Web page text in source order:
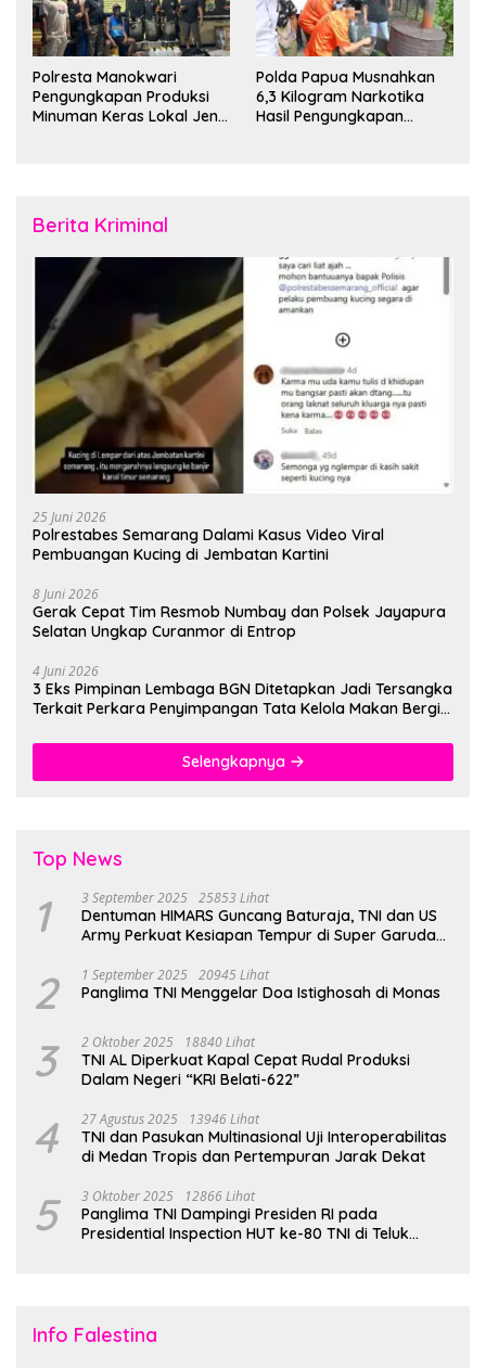
Polresta Manokwari
Pengungkapan Produksi
Minuman Keras Lokal Jenis
Polda Papua Musnahkan
6,3 Kilogram Narkotika
Hasil Pengungkapan
Berita Kriminal
25 Juni 2026
Polrestabes Semarang Dalami Kasus Video Viral
Pembuangan Kucing di Jembatan Kartini
8 Juni 2026
Gerak Cepat Tim Resmob Numbay dan Polsek Jayapura
Selatan Ungkap Curanmor di Entrop
4 Juni 2026
3 Eks Pimpinan Lembaga BGN Ditetapkan Jadi Tersangka
Terkait Perkara Penyimpangan Tata Kelola Makan Bergizi
Selengkapnya
Top News
1 3 September 2025 25853 Lihat
Dentuman HIMARS Guncang Baturaja, TNI dan US
Army Perkuat Kesiapan Tempur di Super Garuda
2 1 September 2025 20945 Lihat
Panglima TNI Menggelar Doa Istighosah di Monas
3 2 Oktober 2025 18840 Lihat
TNI AL Diperkuat Kapal Cepat Rudal Produksi
Dalam Negeri “KRI Belati-622”
4 27 Agustus 2025 13946 Lihat
TNI dan Pasukan Multinasional Uji Interoperabilitas
di Medan Tropis dan Pertempuran Jarak Dekat
5 3 Oktober 2025 12866 Lihat
Panglima TNI Dampingi Presiden RI pada
Presidential Inspection HUT ke-80 TNI di Teluk
Info Falestina